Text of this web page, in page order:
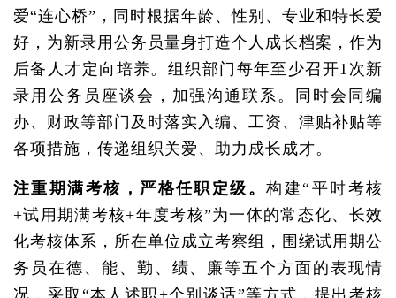
爱“连心桥”，同时根据年龄、性别、专业和特长爱
好，为新录用公务员量身打造个人成长档案，作为
后备人才定向培养。组织部门每年至少召开1次新
录用公务员座谈会，加强沟通联系。同时会同编
办、财政等部门及时落实入编、工资、津贴补贴等
各项措施，传递组织关爱、助力成长成才。
注重期满考核，严格任职定级。构建“平时考核
+试用期满考核+年度考核”为一体的常态化、长效
化考核体系，所在单位成立考察组，围绕试用期公
务员在德、能、勤、绩、廉等五个方面的表现情
况，采取“本人述职+个别谈话”等方式，提出考核